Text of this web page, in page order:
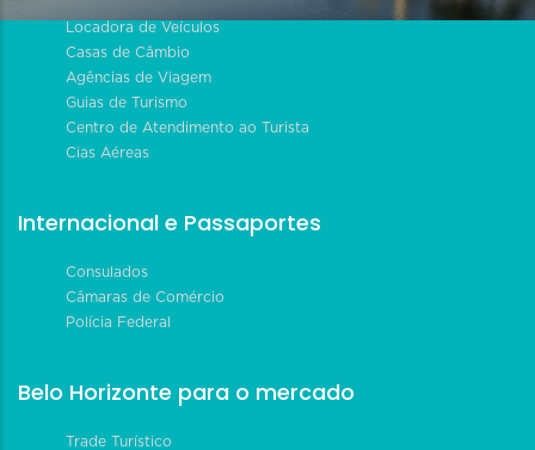
Locadora de Veículos
Casas de Câmbio
Agências de Viagem
Guias de Turismo
Centro de Atendimento ao Turista
Cias Aéreas
Internacional e Passaportes
Consulados
Câmaras de Comércio
Polícia Federal
Belo Horizonte para o mercado
Trade Turístico